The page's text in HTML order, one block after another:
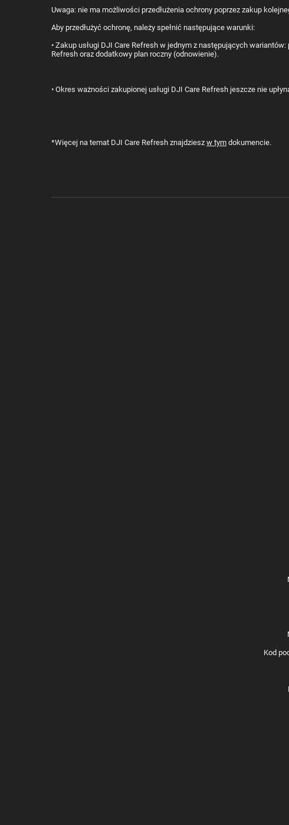
Uwaga: nie ma możliwości przedłużenia ochrony poprzez zakup
Aby przedłużyć ochronę, należy spełnić następujące warunki:
• Zakup usługi DJI Care Refresh w jednym z następujących
Refresh oraz dodatkowy plan roczny (odnowienie).
• Okres ważności zakupionej usługi DJI Care Refresh jeszcze nie
*Więcej na temat DJI Care Refresh znajdziesz w tym dokumencie.
Kod